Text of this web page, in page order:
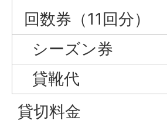
回数券（11回分）
シーズン券
貸靴代
貸切料金